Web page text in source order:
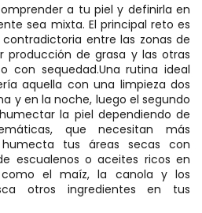
a tu piel y definirla en
sea mixta. El principal reto es
entre las zonas de
de grasa y las otras
con sequedad. Una rutina ideal
aquella con una limpieza dos
y en la noche, luego el segundo
la piel dependiendo de
que necesitan más
tus áreas secas con
escualenos o aceites ricos en
como el maíz, la canola y los
otros ingredientes en tus